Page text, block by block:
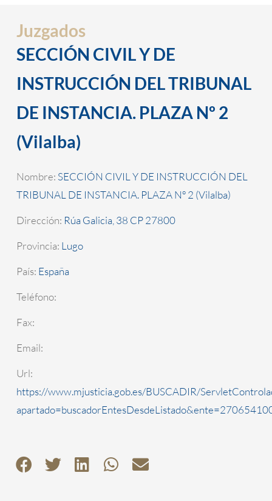
Juzgados
SECCIÓN CIVIL Y DE
INSTRUCCIÓN DEL TRIBUNAL
DE INSTANCIA. PLAZA Nº 2
(Vilalba)
Nombre: SECCIÓN CIVIL Y DE INSTRUCCIÓN DEL
TRIBUNAL DE INSTANCIA. PLAZA Nº 2 (Vilalba)
Dirección: Rúa Galicia, 38 CP 27800
Provincia: Lugo
País: España
Teléfono:
Fax:
Email:
Url:
https://www.mjusticia.gob.es/BUSCADIR/